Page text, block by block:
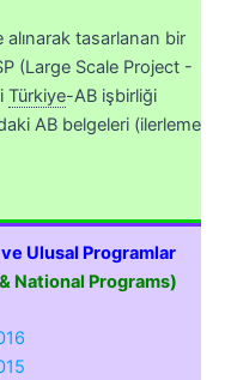
tasarlanan bir
(Large Scale Project -
Türkiye-AB işbirliği
AB belgeleri (ilerleme
Ulusal Programlar
National Programs)